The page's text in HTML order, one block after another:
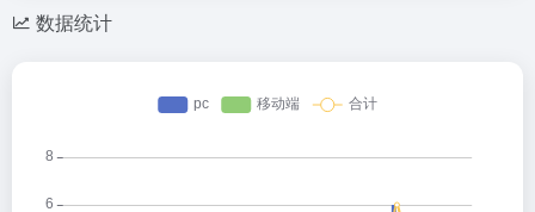
数据统计